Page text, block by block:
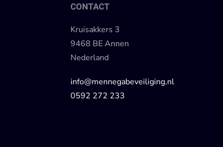
CONTACT
Kruisakkers 3
9468 BE Annen
Nederland
info@mennegabeveiliging.nl
0592 272 233